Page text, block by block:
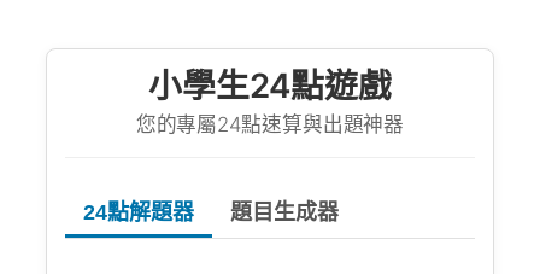
小學生24點遊戲
您的專屬24點速算與出題神器
24點解題器 題目生成器